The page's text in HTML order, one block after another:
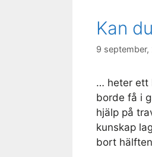
Kan
9 september,
… heter ett
borde få i
hjälp på
kunskap
bort